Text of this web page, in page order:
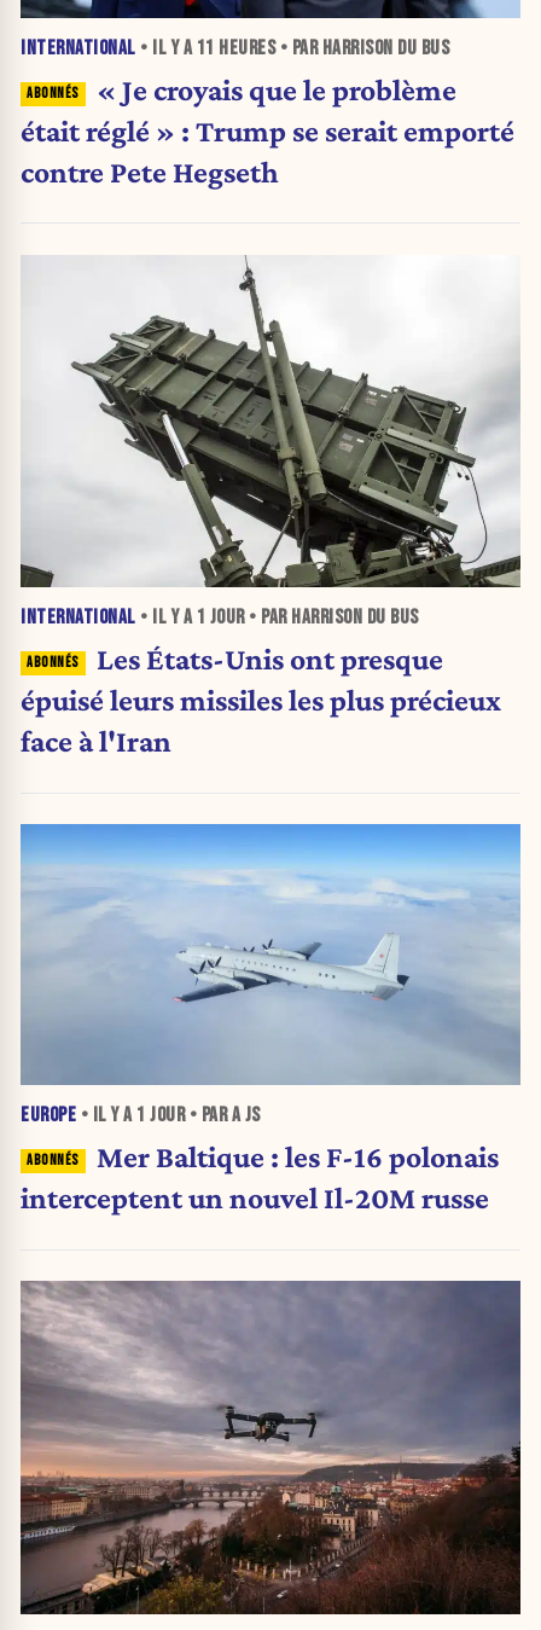
INTERNATIONAL • IL Y A 11 HEURES• PAR HARRISON DU BUS
« Je croyais que le problème
était réglé » : Trump se serait emporté
contre Pete Hegseth
INTERNATIONAL • IL Y A 1 JOUR• PAR HARRISON DU BUS
Les États-Unis ont presque
épuisé leurs missiles les plus précieux
face à l'Iran
EUROPE • IL Y A 1 JOUR• PAR A JS
Mer Baltique : les F-16 polonais
interceptent un nouvel Il-20M russe